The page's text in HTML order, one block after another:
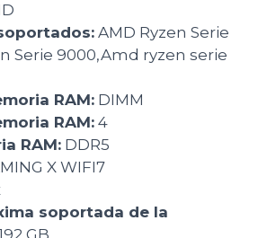
AMD Ryzen Serie
Serie 9000,Amd ryzen serie
RAM: DIMM
RAM: 4
RAM: DDR5
X WIFI7
soportada de la